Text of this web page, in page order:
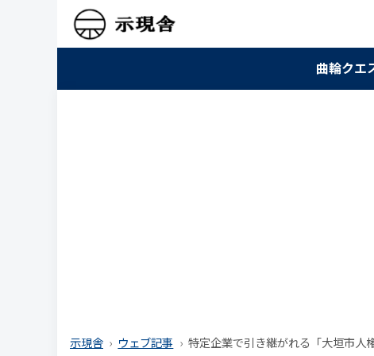
曲輪クエ
示現舎 ウェブ記事 特定企業で引き継がれる「大垣市人